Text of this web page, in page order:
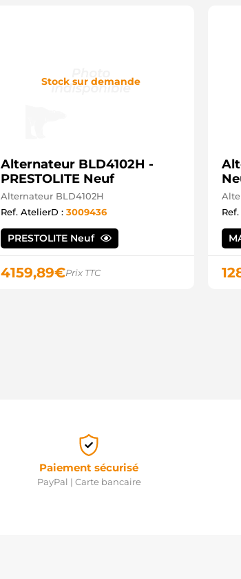
Stock sur demande
Alternateur BLD4102H -
PRESTOLITE Neuf
Alternateur BLD4102H
Ref. AtelierD : 3009436
PRESTOLITE Neuf
4159,89€Prix TTC
Paiement sécurisé
PayPal | Carte bancaire